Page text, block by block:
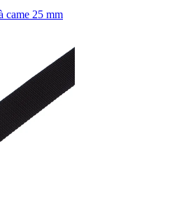
came 25 mm